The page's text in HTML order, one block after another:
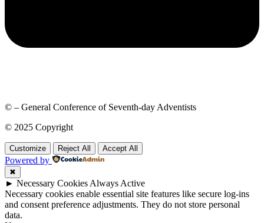
© – General Conference of Seventh-day Adventists
© 2025 Copyright
Customize Reject All Accept All
Powered by
✖
► Necessary Cookies Always Active
Necessary cookies enable essential site features like secure log-ins
and consent preference adjustments. They do not store personal
data.